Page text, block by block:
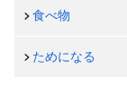
食べ物
ためになる